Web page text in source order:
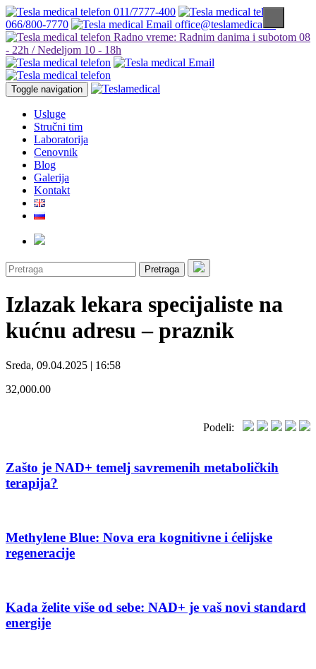
011/7777-400
066/800-7770
office@teslamedical.rs
Radno vreme: Radnim danima i subotom 08
- 22h / Nedeljom 10 - 18h
Toggle navigation
Usluge
Stručni tim
Laboratorija
Cenovnik
Blog
Galerija
Kontakt
Pretraga
Izlazak lekara specijaliste na
kućnu adresu – praznik
Sreda, 09.04.2025 | 16:58
32,000.00
Podeli:
Zašto je NAD+ temelj savremenih metaboličkih
terapija?
Methylene Blue: Nova era kognitivne i ćelijske
regeneracije
Kada želite više od sebe: NAD+ je vaš novi standard
energije